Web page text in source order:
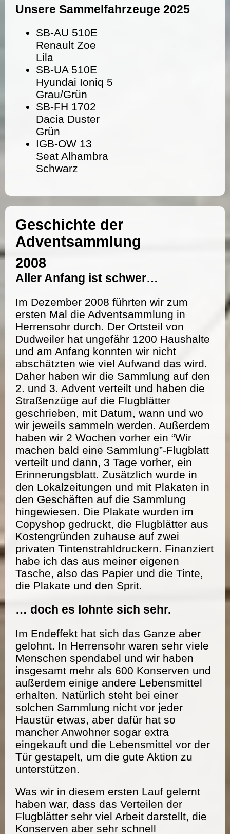
Unsere Sammelfahrzeuge 2025
SB-AU 510E
Renault Zoe
Lila
SB-UA 510E
Hyundai Ioniq 5
Grau/Grün
SB-FH 1702
Dacia Duster
Grün
IGB-OW 13
Seat Alhambra
Schwarz
Geschichte der
Adventsammlung
2008
Aller Anfang ist schwer…
Im Dezember 2008 führten wir zum
ersten Mal die Adventsammlung in
Herrensohr durch. Der Ortsteil von
Dudweiler hat ungefähr 1200 Haushalte
und am Anfang konnten wir nicht
abschätzten wie viel Aufwand das wird.
Daher haben wir die Sammlung auf den
2. und 3. Advent verteilt und haben die
Straßenzüge auf die Flugblätter
geschrieben, mit Datum, wann und wo
wir jeweils sammeln werden. Außerdem
haben wir 2 Wochen vorher ein “Wir
machen bald eine Sammlung”-Flugblatt
verteilt und dann, 3 Tage vorher, ein
Erinnerungsblatt. Zusätzlich wurde in
den Lokalzeitungen und mit Plakaten in
den Geschäften auf die Sammlung
hingewiesen. Die Plakate wurden im
Copyshop gedruckt, die Flugblätter aus
Kostengründen zuhause auf zwei
privaten Tintenstrahldruckern. Finanziert
habe ich das aus meiner eigenen
Tasche, also das Papier und die Tinte,
die Plakate und den Sprit.
… doch es lohnte sich sehr.
Im Endeffekt hat sich das Ganze aber
gelohnt. In Herrensohr waren sehr viele
Menschen spendabel und wir haben
insgesamt mehr als 600 Konserven und
außerdem einige andere Lebensmittel
erhalten. Natürlich steht bei einer
solchen Sammlung nicht vor jeder
Haustür etwas, aber dafür hat so
mancher Anwohner sogar extra
eingekauft und die Lebensmittel vor der
Tür gestapelt, um die gute Aktion zu
unterstützen.
Was wir in diesem ersten Lauf gelernt
haben war, dass das Verteilen der
Flugblätter sehr viel Arbeit darstellt, die
Konserven aber sehr schnell